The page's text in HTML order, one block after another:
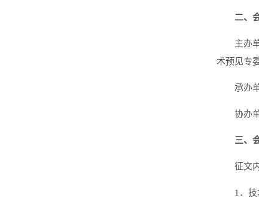
二、
主办
术预见专
承办
协办
三、
征文
1．